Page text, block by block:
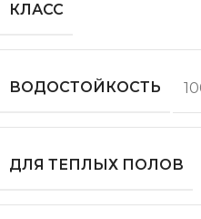
КЛАСС
ВОДОСТОЙКОСТЬ
ДЛЯ ТЕПЛЫХ ПОЛОВ